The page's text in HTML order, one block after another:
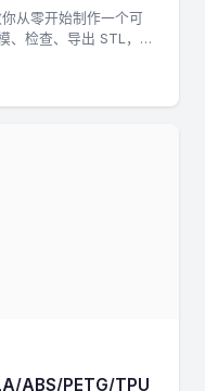
从零开始制作一个可
、检查、导出 STL，适
ABS/PETG/TPU